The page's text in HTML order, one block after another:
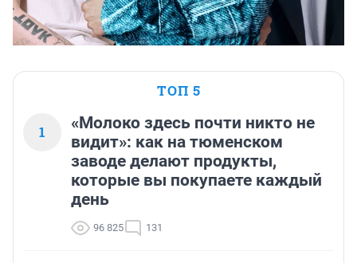
ТОП 5
1
«Молоко здесь почти никто не
видит»: как на тюменском
заводе делают продукты,
которые вы покупаете каждый
день
96 825 131